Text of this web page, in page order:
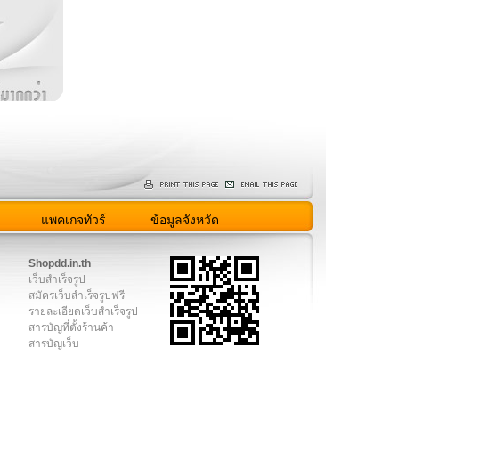
แพคเกจทัวร์ ข้อมูลจังหวัด
Shopdd.in.th
เว็บสำเร็จรูป
สมัครเว็บสำเร็จรูปฟรี
รายละเอียดเว็บสำเร็จรูป
สารบัญที่ตั้งร้านค้า
สารบัญเว็บ